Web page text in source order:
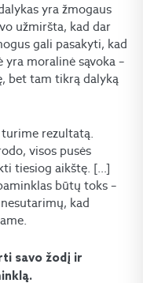
yra žmogaus
užmiršta, kad dar
gali pasakyti, kad
yra moralinė sąvoka –
bet tam tikrą dalyką
rezultatą.
visos pusės
tiesiog aikštę. […]
būtų toks –
kad
savo žodį ir